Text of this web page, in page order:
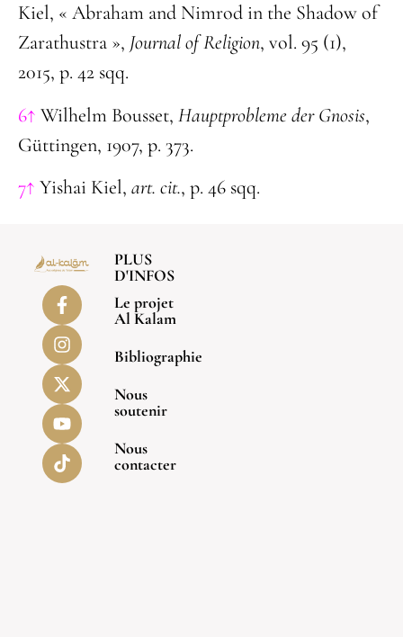
Kiel, « Abraham and Nimrod in the Shadow of
Zarathustra », Journal of Religion, vol. 95 (1),
2015, p. 42 sqq.
6↑ Wilhelm Bousset, Hauptprobleme der Gnosis,
Güttingen, 1907, p. 373.
7↑ Yishai Kiel, art. cit., p. 46 sqq.
PLUS
D'INFOS
Le projet
Al Kalam
Bibliographie
Nous
soutenir
Nous
contacter